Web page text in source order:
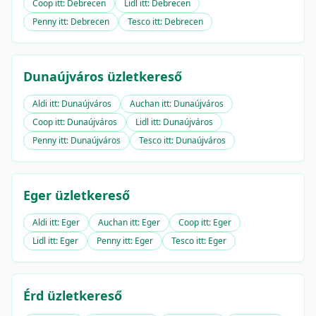
Coop itt: Debrecen
Lidl itt: Debrecen
Penny itt: Debrecen
Tesco itt: Debrecen
Dunaújváros üzletkereső
Aldi itt: Dunaújváros
Auchan itt: Dunaújváros
Coop itt: Dunaújváros
Lidl itt: Dunaújváros
Penny itt: Dunaújváros
Tesco itt: Dunaújváros
Eger üzletkereső
Aldi itt: Eger Auchan itt: Eger
Coop itt: Eger
Lidl itt: Eger
Penny itt: Eger Tesco itt: Eger
Érd üzletkereső